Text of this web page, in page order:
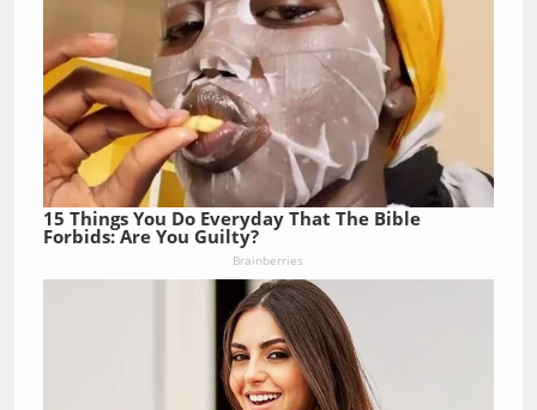
15 Things You Do Everyday That The Bible
Forbids: Are You Guilty?
Brainberries